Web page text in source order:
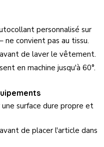
personnalisé sur
convient pas au tissu.
de laver le vêtement.
en machine jusqu'à 60°.
surface dure propre et
de placer l'article dans